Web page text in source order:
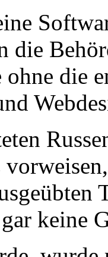
die
ohne die
keine